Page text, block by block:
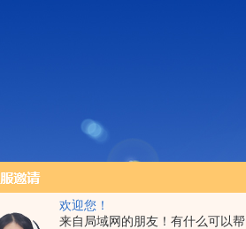
欢迎您！
来自局域网的朋友！有什么可以帮